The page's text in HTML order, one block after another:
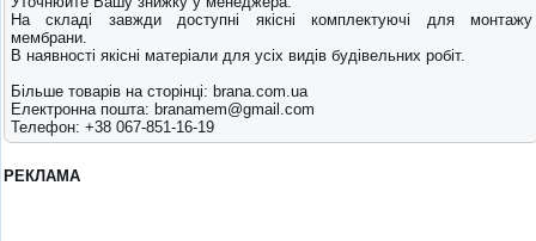
На складі завжди доступні якісні комплектуючі для монтажу
мембрани.
В наявності якісні матеріали для усіх видів будівельних робіт.
Більше товарів на сторінці: brana.com.ua
Електронна пошта: branamem@gmail.com
Телефон: +38 067-851-16-19
РЕКЛАМА